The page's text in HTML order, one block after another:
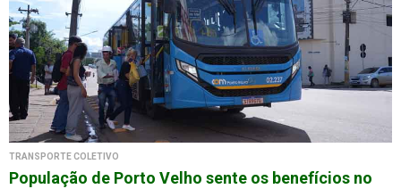
TRANSPORTE COLETIVO
População de Porto Velho sente os benefícios no